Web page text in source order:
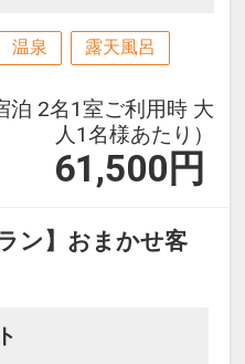
温泉 露天風呂
泊 2名1室ご利用時 大
人1名様あたり）
61,500 円
ン】おまかせ客